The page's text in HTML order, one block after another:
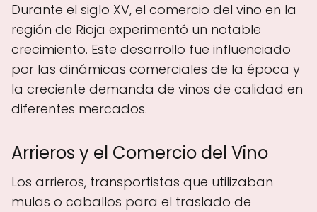
Durante el siglo XV, el comercio del vino en la
región de Rioja experimentó un notable
crecimiento. Este desarrollo fue influenciado
por las dinámicas comerciales de la época y
la creciente demanda de vinos de calidad en
diferentes mercados.
Arrieros y el Comercio del Vino
Los arrieros, transportistas que utilizaban
mulas o caballos para el traslado de